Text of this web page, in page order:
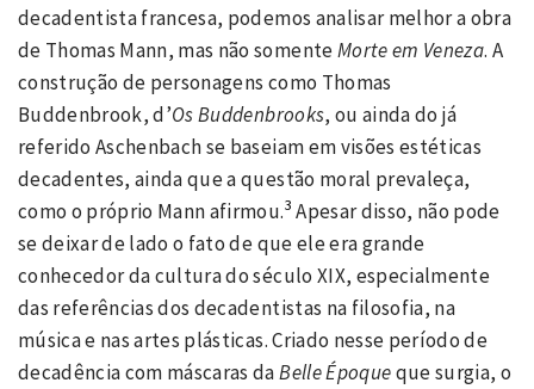
decadentista francesa, podemos analisar melhor a obra
de Thomas Mann, mas não somenteMorte em Veneza. A
construção de personagens como Thomas
Buddenbrook, d’Os Buddenbrooks, ou ainda do já
referido Aschenbach se baseiam em visões estéticas
decadentes, ainda que a questão moral prevaleça,
como o próprio Mann afirmou.3 Apesar disso, não pode
se deixar de lado o fato de que ele era grande
conhecedor da cultura do século XIX, especialmente
das referências dos decadentistas na filosofia, na
música e nas artes plásticas. Criado nesse período de
decadência com máscaras daBelle Époqueque surgia, o